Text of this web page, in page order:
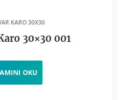
KARO 30X30
30×30 001
OKU